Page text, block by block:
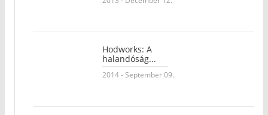
Hodworks: A
halandóság...
2014 - September 09.